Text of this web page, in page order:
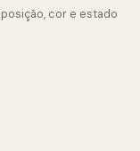
cor e estado